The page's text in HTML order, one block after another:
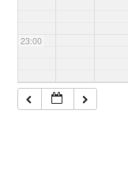
23:00